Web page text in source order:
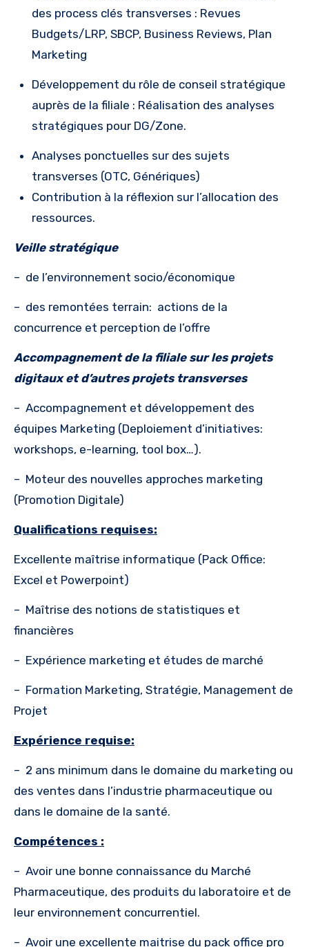
des process clés transverses : Revues
Budgets/LRP, SBCP, Business Reviews, Plan
Marketing
Développement du rôle de conseil stratégique
auprès de la filiale : Réalisation des analyses
stratégiques pour DG/Zone.
Analyses ponctuelles sur des sujets
transverses (OTC, Génériques)
Contribution à la réflexion sur l’allocation des
ressources.
Veille stratégique
– de l’environnement socio/économique
– des remontées terrain: actions de la
concurrence et perception de l’offre
Accompagnement de la filiale sur les projets
digitaux et d’autres projets transverses
– Accompagnement et développement des
équipes Marketing (Deploiement d’initiatives:
workshops, e-Iearning, tool box…).
– Moteur des nouvelles approches marketing
(Promotion Digitale)
Qualifications requises:
Excellente maîtrise informatique (Pack Office:
Excel et Powerpoint)
– Maîtrise des notions de statistiques et
financières
– Expérience marketing et études de marché
– Formation Marketing, Stratégie, Management de
Projet
Expérience requise:
– 2 ans minimum dans le domaine du marketing ou
des ventes dans l’industrie pharmaceutique ou
dans le domaine de la santé.
Compétences :
– Avoir une bonne connaissance du Marché
Pharmaceutique, des produits du laboratoire et de
leur environnement concurrentiel.
– Avoir une excellente maitrise du pack office pro